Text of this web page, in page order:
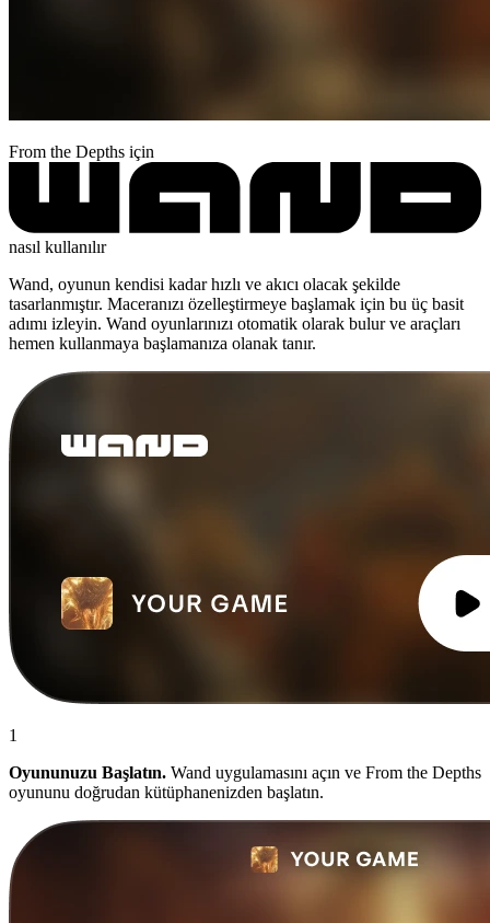
From the Depths için
nasıl kullanılır
Wand, oyunun kendisi kadar hızlı ve akıcı olacak şekilde
tasarlanmıştır. Maceranızı özelleştirmeye başlamak için bu üç basit
adımı izleyin. Wand oyunlarınızı otomatik olarak bulur ve araçları
hemen kullanmaya başlamanıza olanak tanır.
1
Oyununuzu Başlatın. Wand uygulamasını açın ve From the Depths
oyununu doğrudan kütüphanenizden başlatın.